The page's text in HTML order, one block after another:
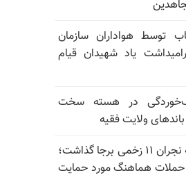
توسط هواداران سازمان
یاد شهیدان قیام
در هسته سخت
ولایت فقیه
حمله حوثی‌ها به نجران ۱۱ زخمی برجا گذاشت؛
حملات هماهنگ مورد حمایت